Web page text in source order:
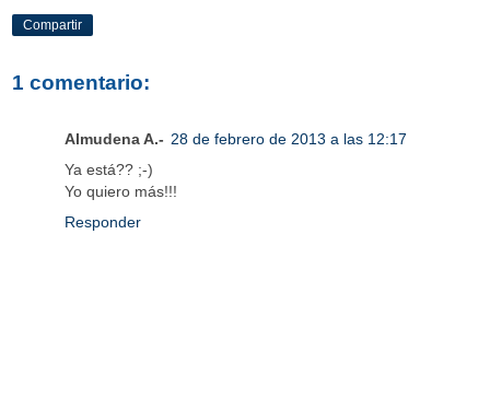
Compartir
1 comentario:
Almudena A.- 28 de febrero de 2013 a las 12:17
Ya está?? ;-)
Yo quiero más!!!
Responder